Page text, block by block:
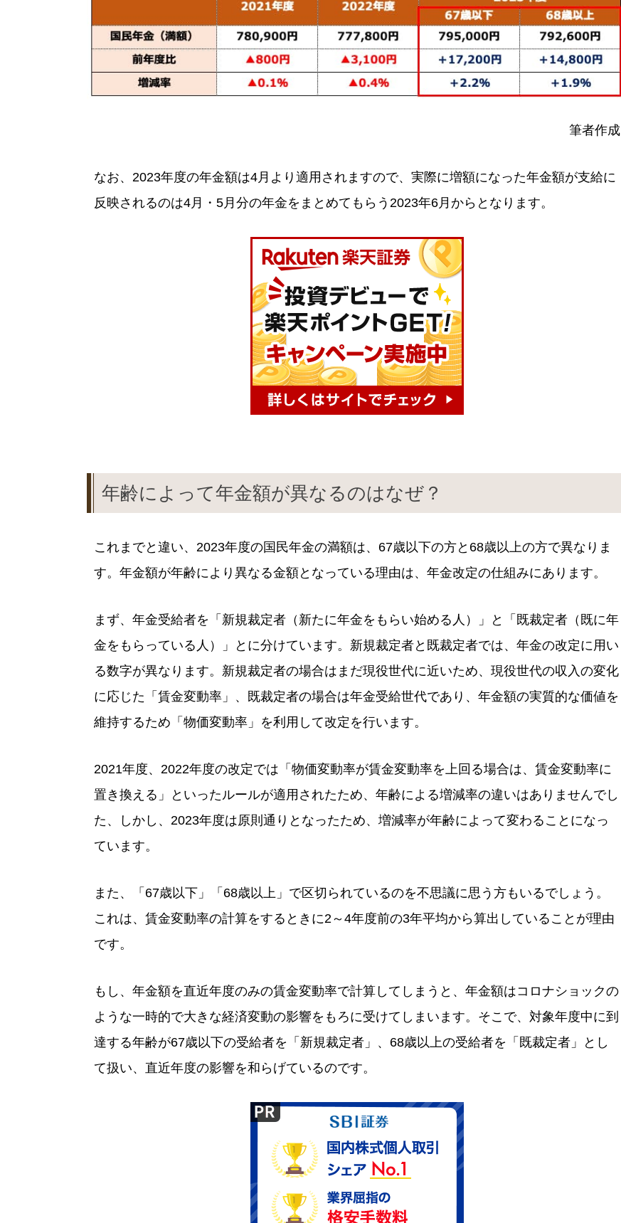
筆者作成
なお、2023年度の年金額は4月より適用されますので、実際に増額になった年金額が支給に
反映されるのは4月・5月分の年金をまとめてもらう2023年6月からとなります。
年齢によって年金額が異なるのはなぜ？
これまでと違い、2023年度の国民年金の満額は、67歳以下の方と68歳以上の方で異なりま
す。年金額が年齢により異なる金額となっている理由は、年金改定の仕組みにあります。
まず、年金受給者を「新規裁定者（新たに年金をもらい始める人）」と「既裁定者（既に年
金をもらっている人）」とに分けています。新規裁定者と既裁定者では、年金の改定に用い
る数字が異なります。新規裁定者の場合はまだ現役世代に近いため、現役世代の収入の変化
に応じた「賃金変動率」、既裁定者の場合は年金受給世代であり、年金額の実質的な価値を
維持するため「物価変動率」を利用して改定を行います。
2021年度、2022年度の改定では「物価変動率が賃金変動率を上回る場合は、賃金変動率に
置き換える」といったルールが適用されたため、年齢による増減率の違いはありませんでし
た、しかし、2023年度は原則通りとなったため、増減率が年齢によって変わることになっ
ています。
また、「67歳以下」「68歳以上」で区切られているのを不思議に思う方もいるでしょう。
これは、賃金変動率の計算をするときに2～4年度前の3年平均から算出していることが理由
です。
もし、年金額を直近年度のみの賃金変動率で計算してしまうと、年金額はコロナショックの
ような一時的で大きな経済変動の影響をもろに受けてしまいます。そこで、対象年度中に到
達する年齢が67歳以下の受給者を「新規裁定者」、68歳以上の受給者を「既裁定者」とし
て扱い、直近年度の影響を和らげているのです。